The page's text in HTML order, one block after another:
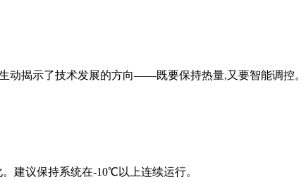
动揭示了技术发展的方向——既要保持热量,又要智能调控。
建议保持系统在-10℃以上连续运行。